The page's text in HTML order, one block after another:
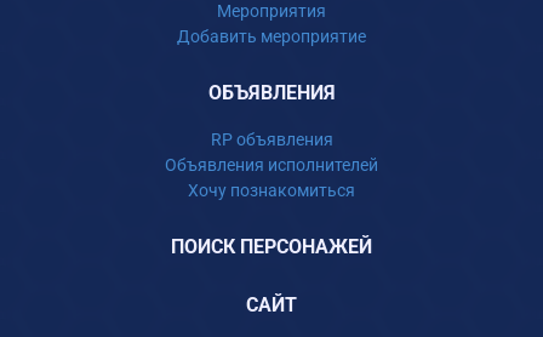
Мероприятия
Добавить мероприятие
ОБЪЯВЛЕНИЯ
RP объявления
Объявления исполнителей
Хочу познакомиться
ПОИСК ПЕРСОНАЖЕЙ
САЙТ